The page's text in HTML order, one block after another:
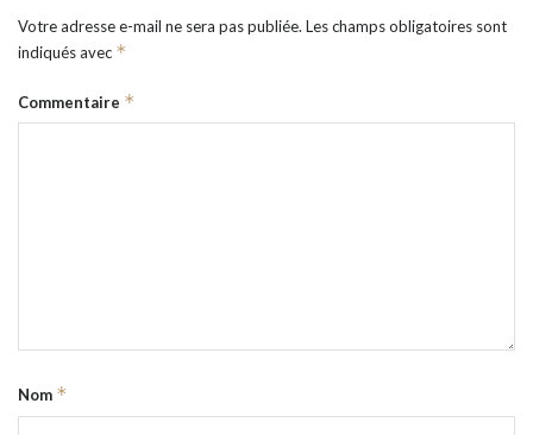
Votre adresse e-mail ne sera pas publiée. Les champs obligatoires sont
indiqués avec *
Commentaire *
Nom *